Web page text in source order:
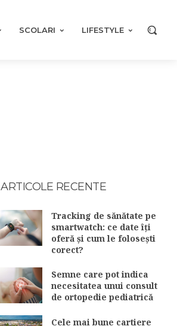
SCOLARI LIFESTYLE
ARTICOLE RECENTE
Tracking de sănătate pe
smartwatch: ce date îți
oferă și cum le folosești
corect?
Semne care pot indica
necesitatea unui consult
de ortopedie pediatrică
Cele mai bune cartiere